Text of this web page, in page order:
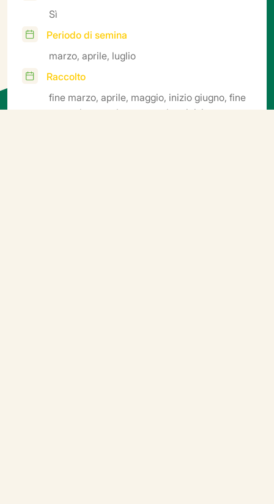
Sì
Periodo di semina
marzo, aprile, luglio
Raccolto
fine marzo, aprile, maggio, inizio giugno, fine
settembre, ottobre, novembre, inizio